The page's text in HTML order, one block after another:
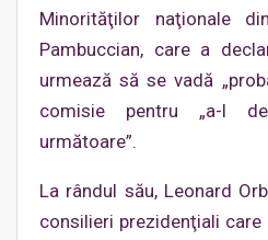
Minorităţilor naţionale
Pambuccian, care a
urmează să se vadă
comisie pentru „a-l
următoare”.
La rândul său, Leonard
consilieri prezidenţiali